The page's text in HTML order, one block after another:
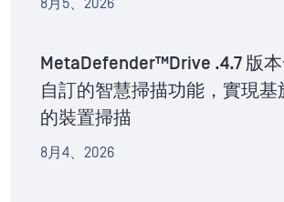
8月5、2026
MetaDefender™Drive .4.7 版本
自訂的智慧掃描功能，實現基
的裝置掃描
8月4、2026